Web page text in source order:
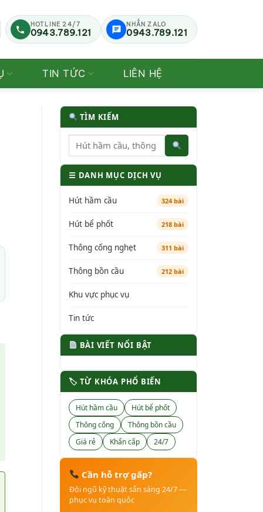
HOTLINE 24/7
0943.789.121
NHẮN ZALO
0943.789.121
TIN TỨC LIÊN HỆ
TÌM KIẾM
☰ DANH MỤC DỊCH VỤ
Hút hầm cầu 324 bài
Hút bể phốt 218 bài
Thông cống nghẹt 311 bài
Thông bồn cầu 212 bài
Khu vực phục vụ
Tin tức
BÀI VIẾT NỔI BẬT
🏷 TỪ KHÓA PHỔ BIẾN
Hút hầm cầu
Hút bể phốt
Thông cống
Thông bồn cầu
Giá rẻ
Khẩn cấp 24/7
Cần hỗ trợ gấp?
Đội ngũ kỹ thuật sẵn sàng 24/7 —
phục vụ toàn quốc